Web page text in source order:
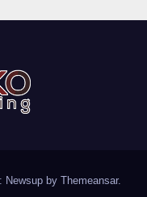
Newsup by Themeansar.